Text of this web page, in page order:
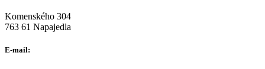
Komenského 304
763 61 Napajedla
E-mail: